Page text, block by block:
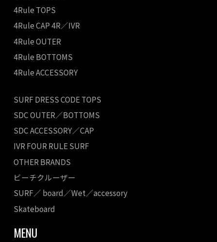
4Rule TOPS
4Rule CAP 4R／IVR
4Rule OUTER
4Rule BOTTOMS
4Rule ACCESSORY
SURF DRESS CODE TOPS
SDC OUTER／BOTTOMS
SDC ACCESSORY／CAP
IVR FOUR RULE SURF
OTHER BRANDS
ビーチクルーザー
SURF／ board／Wet／accessory
Skateboard
MENU